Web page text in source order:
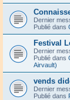
Dernier
Publié dans
Festival
Dernier
Publié dans
Airvault)
vends
Dernier
Publié dans